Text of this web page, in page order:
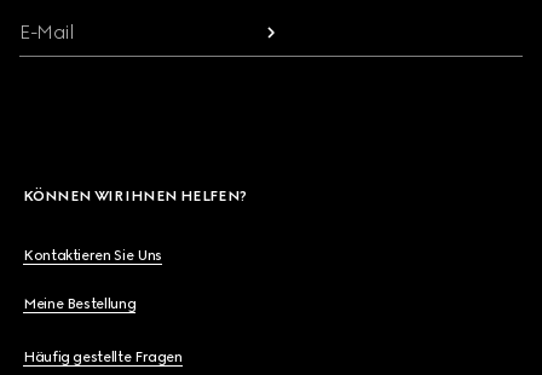
E-Mail
KÖNNEN WIR IHNEN HELFEN?
Kontaktieren Sie Uns
Meine Bestellung
Häufig gestellte Fragen